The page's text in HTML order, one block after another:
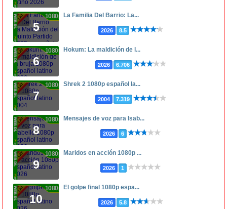
5
1080p La Familia Del Barrio: La...
2026 8.5
6
1080p Hokum: La maldición de l...
2026 6.706
7
1080p Shrek 2 1080p español la...
2004 7.319
8
1080p Mensajes de voz para Isab...
2026 6
9
1080p Maridos en acción 1080p ...
2026 1
10
1080p El golpe final 1080p espa...
2026 5.8